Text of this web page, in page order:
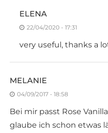
ELENA
22/04/2020 - 17:31
very useful, thanks a
MELANIE
04/09/2017 - 18:58
Bei mir passt Rose
glaube ich schon etwas